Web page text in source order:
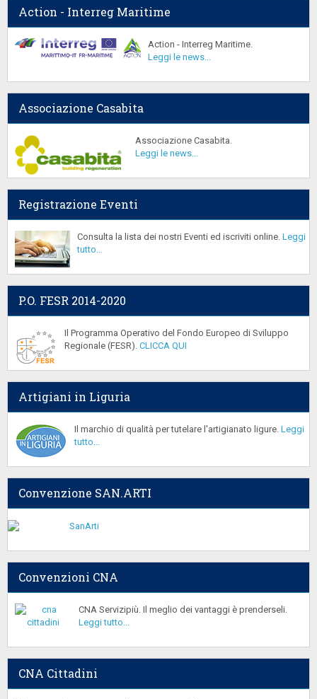
Action - Interreg Maritime
Action - Interreg Maritime.
Leggi le news...
Associazione Casabita
Associazione Casabita.
Leggi le news...
Registrazione Eventi
Consulta la lista dei nostri Eventi ed iscriviti online. Leggi
tutto...
P.O. FESR 2014-2020
Il Programma Operativo del Fondo Europeo di Sviluppo
Regionale (FESR). CLICCA QUI
Artigiani in Liguria
Il marchio di qualità per tutelare l'artigianato ligure. Leggi
tutto...
Convenzione SAN.ARTI
Convenzioni CNA
CNA Servizipiù. Il meglio dei vantaggi è prenderseli.
Leggi tutto...
CNA Cittadini